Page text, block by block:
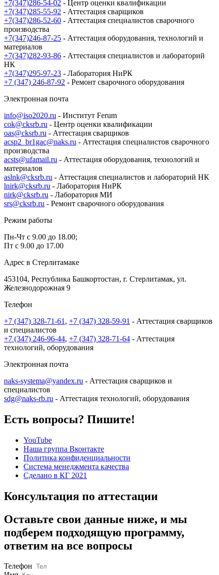
+7(347)286-54-02 - Центр оценки квалификации
+7(347)285-55-92 - Аттестация сварщиков
+7(347)286-52-60 - Аттестация специалистов сварочного
производства
+7(347)246-87-25 - Аттестация оборудования, технологий и
материалов
+7(347)282-93-86 - Аттестация специалистов и лабораторий
НК
+7(347)295-97-23 - Лаборатория НиРК
+7 (347) 246-87-92 - Ремонт сварочного оборудования
Электронная почта
info@iso2020.ru - Институт Ferum
cok@cksrb.ru - Центр оценки квалификации
oas@cksrb.ru - Аттестация сварщиков
acsp2_br1gac@naks.ru - Аттестация специалистов сварочного
производства
acsts@ufamail.ru - Аттестация оборудования, технологий и
материалов
aslnk@cksrb.ru - Аттестация специалистов и лабораторий НК
lnirk@cksrb.ru - Лаборатория НиРК
nirk@cksrb.ru - Лаборатория МИ
srs@cksrb.ru - Ремонт сварочного оборудования
Режим работы
Пн-Чт с 9.00 до 18.00;
Пт с 9.00 до 17.00
Адрес в Стерлитамаке
453104, Республика Башкортостан, г. Стерлитамак, ул.
Железнодорожная 9
Телефон
+7 (347) 328-71-61 , +7 (347) 328-59-91 - Аттестация сварщиков
и специалистов
+7 (347) 246-96-44, +7 (347) 328-71-64 - Аттестация
технологий, оборудования
Электронная почта
naks-systema@yandex.ru - Аттестация сварщиков и
специалистов
sdg@naks-rb.ru - Аттестация технологий, оборудования
Есть вопросы? Пишите!
YouTube
Наша группа Вконтакте
Политика конфиденциальности
Система менеджмента качества
Сделано в КГ 2021
Консультация по аттестации
Оставьте свои данные ниже, и мы
подберем подходящую программу,
ответим на все вопросы
Телефон